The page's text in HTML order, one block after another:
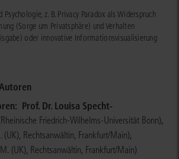
z. B. Privacy Paradox als Widerspruch
(Sorge um Privatsphäre) und Verhalten
oder innovative Informationsvisualisierung
Prof. Dr. Louisa Specht-
Friedrich-Wilhelms-Universität Bonn),
(UK), Rechtsanwältin, Frankfurt/Main),
(UK), Rechtsanwältin, Frankfurt/Main)